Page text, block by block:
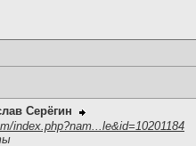
Серёгин
index.php?nam...le&id=10201184